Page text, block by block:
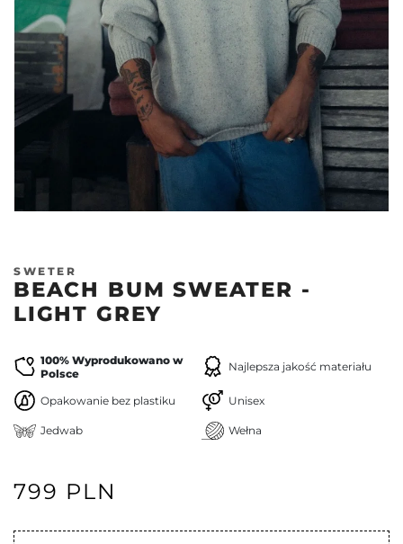
SWETER
BEACH BUM SWEATER -
LIGHT GREY
100% Wyprodukowano w
Polsce
Najlepsza jakość materiału
Opakowanie bez plastiku Unisex
Jedwab Wełna
799 PLN